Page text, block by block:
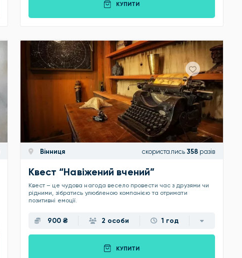
КУПИТИ
Вінниця скористались 358 разів
Квест “Навіжений вчений”
Квест – це чудова нагода весело провести час з друзями чи
рідними, зібратись улюбленою компанією та отримати
позитивні емоції.
900 ₴ 2 особи 1 год
КУПИТИ